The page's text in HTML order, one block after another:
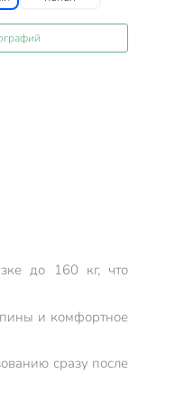
до 160 кг, что
и комфортное
сразу после